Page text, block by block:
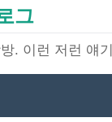
그
. 이런 저런 얘기